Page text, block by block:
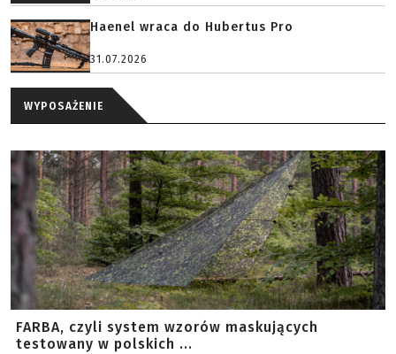
Haenel wraca do Hubertus Pro
31.07.2026
WYPOSAŻENIE
FARBA, czyli system wzorów maskujących
testowany w polskich ...